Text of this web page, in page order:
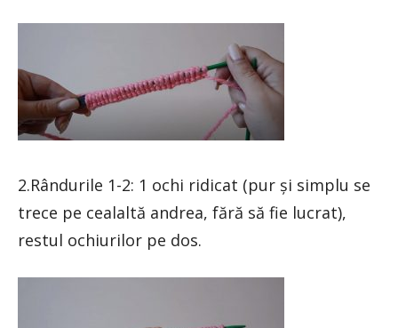
2.Rândurile 1-2: 1 ochi ridicat (pur și simplu se
trece pe cealaltă andrea, fără să fie lucrat),
restul ochiurilor pe dos.